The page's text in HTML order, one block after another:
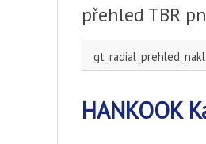
přehled TBR
HANKOOK